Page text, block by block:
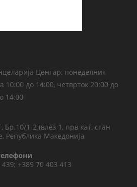
Центар, понеделник
10:00 до 14:00, четврток 20:00 до
14:00
Бр.10/1-2 (влез 1, прв кат, стан
Република Македонија
+389 70 403 413